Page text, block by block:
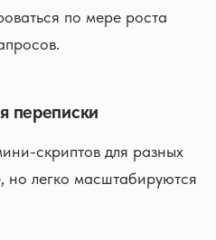
по мере роста
переписки
скриптов для разных
но легко масштабируются